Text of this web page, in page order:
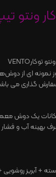
توکارVENTO
نمونه ای از
گذاری می
یک دوش
بهینه آب و فشار
+ آبریز روشویی